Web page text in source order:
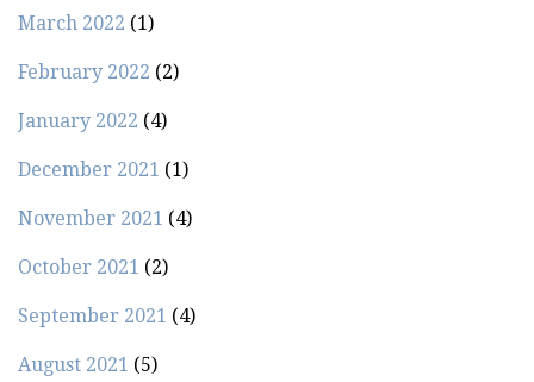
March 2022 (1)
February 2022 (2)
January 2022 (4)
December 2021 (1)
November 2021 (4)
October 2021 (2)
September 2021 (4)
August 2021 (5)